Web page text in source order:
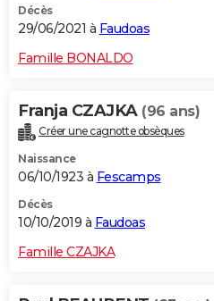
Décès
29/06/2021 à Faudoas
Famille BONALDO
Franja CZAJKA (96 ans)
Créer une cagnotte obsèques
Naissance
06/10/1923 à Fescamps
Décès
10/10/2019 à Faudoas
Famille CZAJKA